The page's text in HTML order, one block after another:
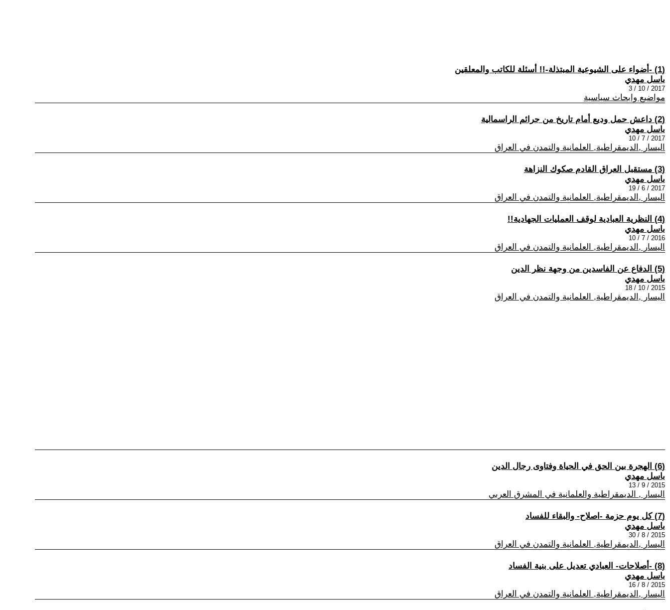
(1) -أضواء على الشيوعية المبتذلة-!! أسئلة للكاتب والمعلقين
باسل مهدي
2017 / 10 / 3
مواضيع وابحاث سياسية
(2) داعش حمل وديع أمام تاريخ من جرائم الراسمالية
باسل مهدي
2017 / 7 / 10
اليسار ,الديمقراطية, العلمانية والتمدن في العراق
(3) مستقبل العراق القادم صكوك النزاهة
باسل مهدي
2017 / 6 / 19
اليسار ,الديمقراطية, العلمانية والتمدن في العراق
(4) النظرية العبادية لوقف العمليات الجهادية!!
باسل مهدي
2016 / 7 / 10
اليسار ,الديمقراطية, العلمانية والتمدن في العراق
(5) الدفاع عن الفاسدين من وجهة نظر الدين
باسل مهدي
2015 / 10 / 18
اليسار ,الديمقراطية, العلمانية والتمدن في العراق
(6) الهجرة بين الحق في الحياة وفتاوى رجال الدين
باسل مهدي
2015 / 9 / 13
اليسار , الديمقراطية والعلمانية في المشرق العربي
(7) كل يوم حزمة -اصلاح- والبقاء للفساد
باسل مهدي
2015 / 8 / 30
اليسار ,الديمقراطية, العلمانية والتمدن في العراق
(8) -أصلاحات- العبادي تعديل على بنية الفساد
باسل مهدي
2015 / 8 / 16
اليسار ,الديمقراطية, العلمانية والتمدن في العراق